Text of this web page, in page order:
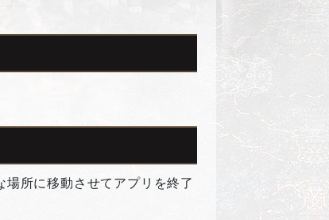
所に移動させてアプリを終了